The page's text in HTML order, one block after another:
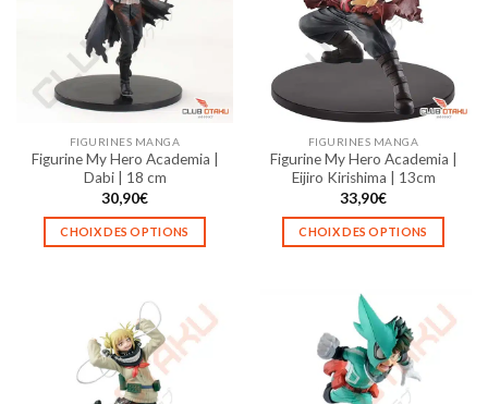
options
peuvent
être
choisies
sur
page
du
produit
options
peuvent
être
choisies
la
page
du
produit
FIGURINES MANGA
Figurine My Hero Academia |
Dabi | 18 cm
30,90€
CHOIX DES OPTIONS
plusieurs
variations.
Les
options
FIGURINES MANGA
Figurine My Hero Academia |
Eijiro Kirishima | 13cm
33,90€
CHOIX DES OPTIONS
a
plusieurs
variations.
Les
options